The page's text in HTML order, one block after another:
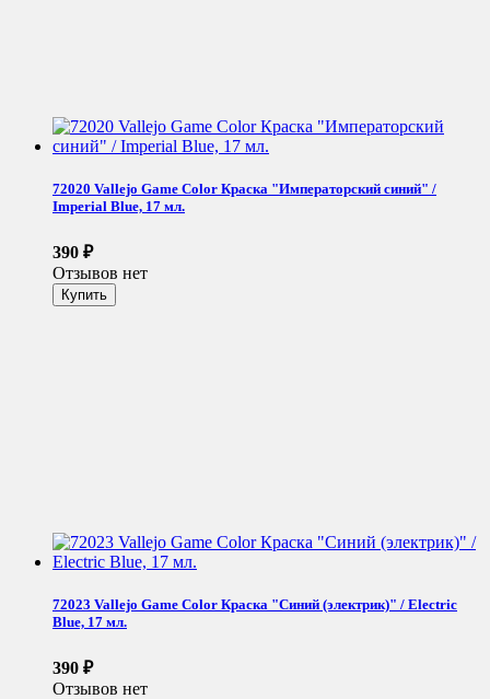
72020 Vallejo Game Color Краска "Императорский cиний" /
Imperial Blue, 17 мл.
390 ₽
Отзывов нет
72023 Vallejo Game Color Краска "Синий (электрик)" / Electric
Blue, 17 мл.
390 ₽
Отзывов нет